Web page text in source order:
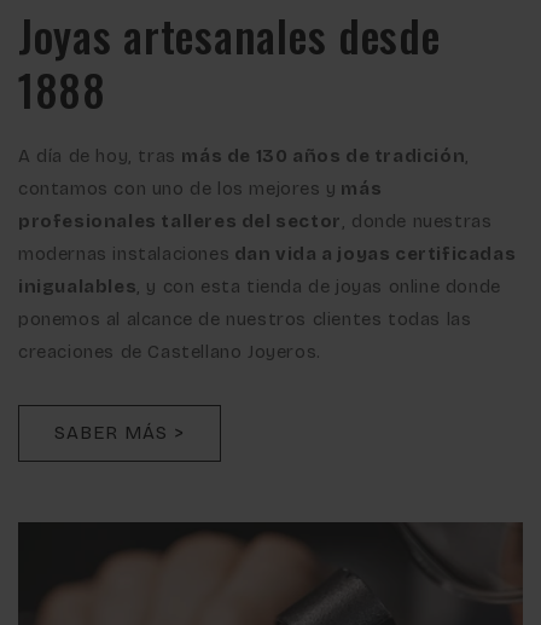
Joyas artesanales desde
1888
A día de hoy, tras más de 130 años de tradición,
contamos con uno de los mejores y más
profesionales talleres del sector, donde nuestras
modernas instalaciones dan vida a joyas certificadas
inigualables, y con esta tienda de joyas online donde
ponemos al alcance de nuestros clientes todas las
creaciones de Castellano Joyeros.
SABER MÁS >